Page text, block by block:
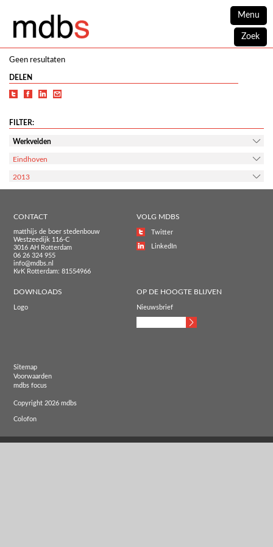
Menu
Zoek
Geen resultaten
DELEN
FILTER:
Werkvelden
Eindhoven
2013
CONTACT
matthijs de boer stedenbouw
Westzeedijk 116-C
3016 AH Rotterdam
06 26 324 955
info@mdbs.nl
KvK Rotterdam: 81554966
VOLG MDBS
Twitter
LinkedIn
DOWNLOADS
Logo
OP DE HOOGTE BLIJVEN
Nieuwsbrief
Sitemap
Voorwaarden
mdbs focus
Copyright 2026 mdbs
Colofon